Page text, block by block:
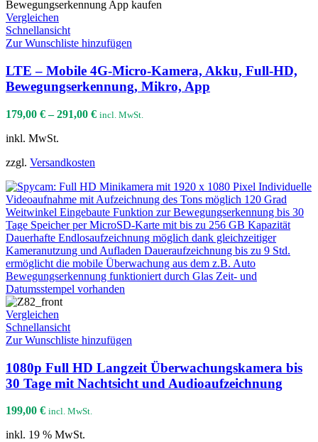
Vergleichen
Schnellansicht
Zur Wunschliste hinzufügen
LTE – Mobile 4G-Micro-Kamera, Akku, Full-HD,
Bewegungserkennung, Mikro, App
179,00 €–291,00 € incl. MwSt.
inkl. MwSt.
zzgl. Versandkosten
Vergleichen
Schnellansicht
Zur Wunschliste hinzufügen
1080p Full HD Langzeit Überwachungskamera bis
30 Tage mit Nachtsicht und Audioaufzeichnung
199,00 € incl. MwSt.
inkl. 19 % MwSt.